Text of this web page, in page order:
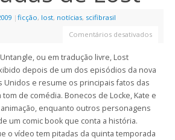
| ficção, lost, notícias, scifibrasil
Comentários desativados
ou em tradução livre, Lost
depois de um dos episódios da nova
Unidos e resume os principais fatos das
de comédia. Bonecos de Locke, Kate e
animação, enquanto outros personagens
um comic book que conta a história.
o vídeo tem pitadas da quinta temporada